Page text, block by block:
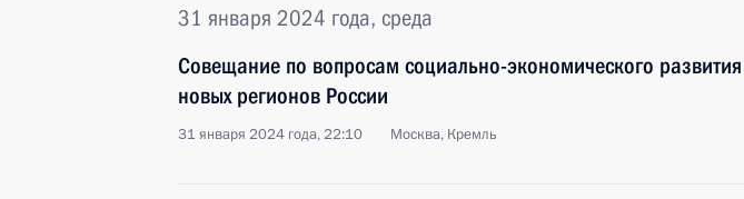
31 января 2024 года, среда
Совещание по вопросам социально-экономического развития
новых регионов России
31 января 2024 года, 22:10 Москва, Кремль